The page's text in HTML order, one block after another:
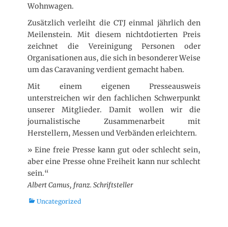
h
a
m
Wohnwagen.
Zusätzlich verleiht die CTJ einmal jährlich den
Meilenstein. Mit diesem nichtdotierten Preis
zeichnet die Vereinigung Personen oder
Organisationen aus, die sich in besonderer Weise
um das Caravaning verdient gemacht haben.
Mit einem eigenen Presseausweis
unterstreichen wir den fachlichen Schwerpunkt
unserer Mitglieder. Damit wollen wir die
journalistische Zusammenarbeit mit
Herstellern, Messen und Verbänden erleichtern.
» Eine freie Presse kann gut oder schlecht sein,
aber eine Presse ohne Freiheit kann nur schlecht
sein.“
Albert Camus, franz. Schriftsteller
K Uncategorized